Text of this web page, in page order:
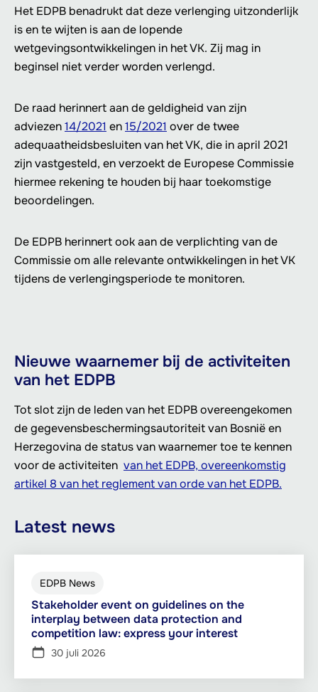
Het EDPB benadrukt dat deze verlenging uitzonderlijk
is en te wijten is aan de lopende
wetgevingsontwikkelingen in het VK. Zij mag in
beginsel niet verder worden verlengd.
De raad herinnert aan de geldigheid van zijn
adviezen14/2021 en15/2021 over de twee
adequaatheidsbesluiten van het VK, die in april 2021
zijn vastgesteld, en verzoekt de Europese Commissie
hiermee rekening te houden bij haar toekomstige
beoordelingen.
De EDPB herinnert ook aan de verplichting van de
Commissie om alle relevante ontwikkelingen in het VK
tijdens de verlengingsperiode te monitoren.
Nieuwe waarnemer bij de activiteiten
van het EDPB
Tot slot zijn de leden van het EDPB overeengekomen
de gegevensbeschermingsautoriteit van Bosnië en
Herzegovina de status van waarnemer toe te kennen
voor de activiteiten van het EDPB, overeenkomstig
artikel 8 van het reglement van orde van het EDPB.
Latest news
EDPB News
Stakeholder event on guidelines on the
interplay between data protection and
competition law: express your interest
30 juli 2026